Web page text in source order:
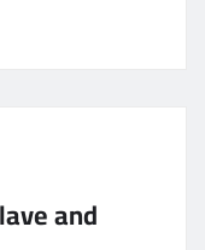
and